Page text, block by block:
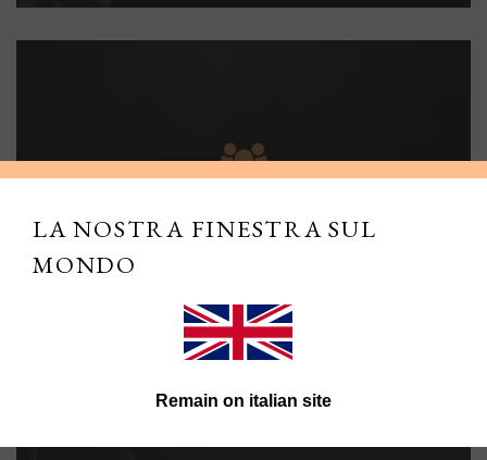
TUTELA DELLA PERSONA
LA NOSTRA FINESTRA SUL
MONDO
Remain on italian site